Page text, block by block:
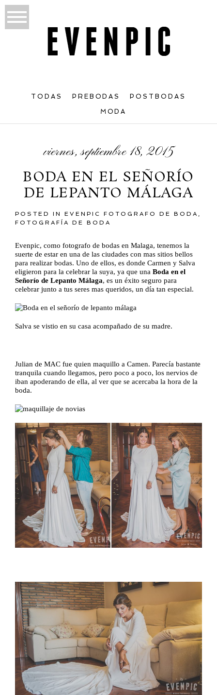
TODAS PREBODAS POSTBODAS
MODA
viernes, septiembre 18, 2015
BODA EN EL SEÑORÍO
DE LEPANTO MÁLAGA
POSTED INEVENPIC FOTOGRAFO DE BODA ,
FOTOGRAFÍA DE BODA
Evenpic, como fotografo de bodas en Malaga, tenemos la
suerte de estar en una de las ciudades con mas sitios bellos
para realizar bodas. Uno de ellos, es donde Carmen y Salva
eligieron para la celebrar la suya, ya que unaBoda en el
Señorío de Lepanto Málaga, es un éxito seguro para
celebrar junto a tus seres mas queridos, un día tan especial.
Salva se vistio en su casa acompañado de su madre.
Julian de MAC fue quien maquillo a Camen. Parecía bastante
tranquila cuando llegamos, pero poco a poco, los nervios de
iban apoderando de ella, al ver que se acercaba la hora de la
boda.